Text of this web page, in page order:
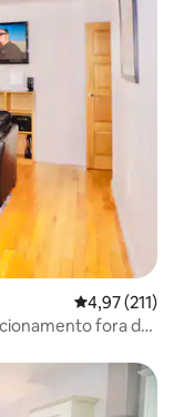
4,97 de uma
4,97 (211)
fora da